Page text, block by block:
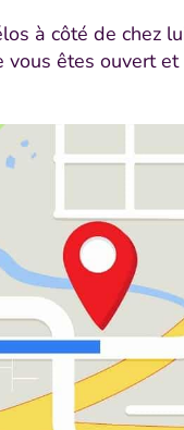
à côté de chez
êtes ouvert et